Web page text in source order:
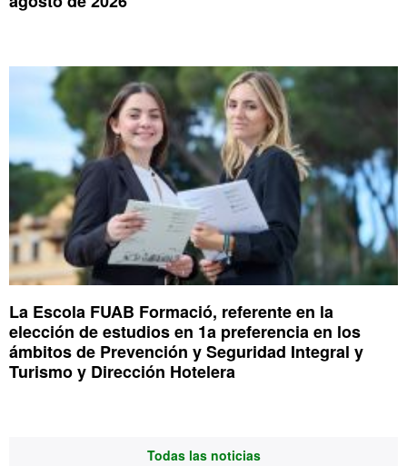
La Escola FUAB Formació, referente en la
elección de estudios en 1a preferencia en los
ámbitos de Prevención y Seguridad Integral y
Turismo y Dirección Hotelera
Todas las noticias